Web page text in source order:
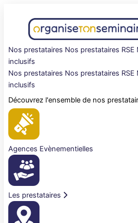
Nos prestataires Nos prestataires RSE
inclusifs
Nos prestataires Nos prestataires RSE
inclusifs
Découvrez l'ensemble de nos
Agences Evènementielles
Les prestataires